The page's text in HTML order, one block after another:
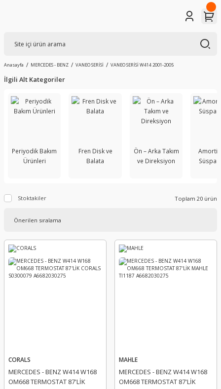
Anasayfa MERCEDES - BENZ VANEO SERİSİ VANEO SERİSİ W414 2001-2005
İlgili Alt Kategoriler
Periyodik Bakım
Ürünleri
Fren Disk ve
Balata
Ön – Arka Takım
ve Direksiyon
Stoktakiler Toplam 20 ürün
CORALS
MERCEDES - BENZ W414 W168
OM668 TERMOSTAT 87'LİK
MAHLE
MERCEDES - BENZ W414 W168
OM668 TERMOSTAT 87'LİK